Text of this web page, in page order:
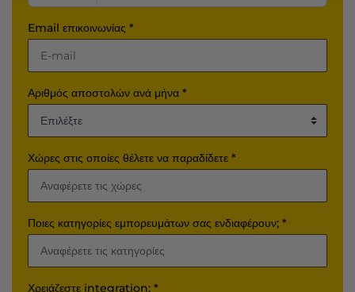
Email επικοινωνίας *
Αριθμός αποστολών ανά μήνα *
Χώρες στις οποίες θέλετε να παραδίδετε *
Ποιες κατηγορίες εμπορευμάτων σας ενδιαφέρουν; *
Χρειάζεστε integration; *